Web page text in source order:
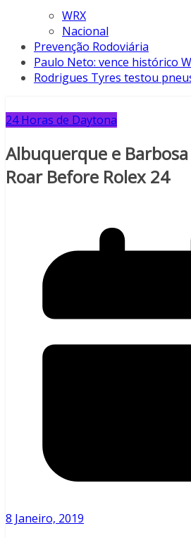
WRX
Nacional
Prevenção Rodoviária
Paulo Neto: vence histórico
Rodrigues Tyres testou
24 Horas de Daytona
Albuquerque e
Roar Before Rolex 24
8 Janeiro, 2019